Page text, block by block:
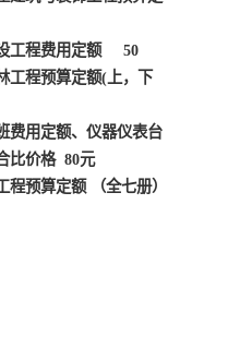
工程费用定额 50
工程预算定额(上，下
费用定额、仪器仪表台
比价格 80元
程预算定额 （全七册）
西藏建筑工程计价定额
地质灾害治理工程质量检
验评定标准
内河沿海港口疏浚定额